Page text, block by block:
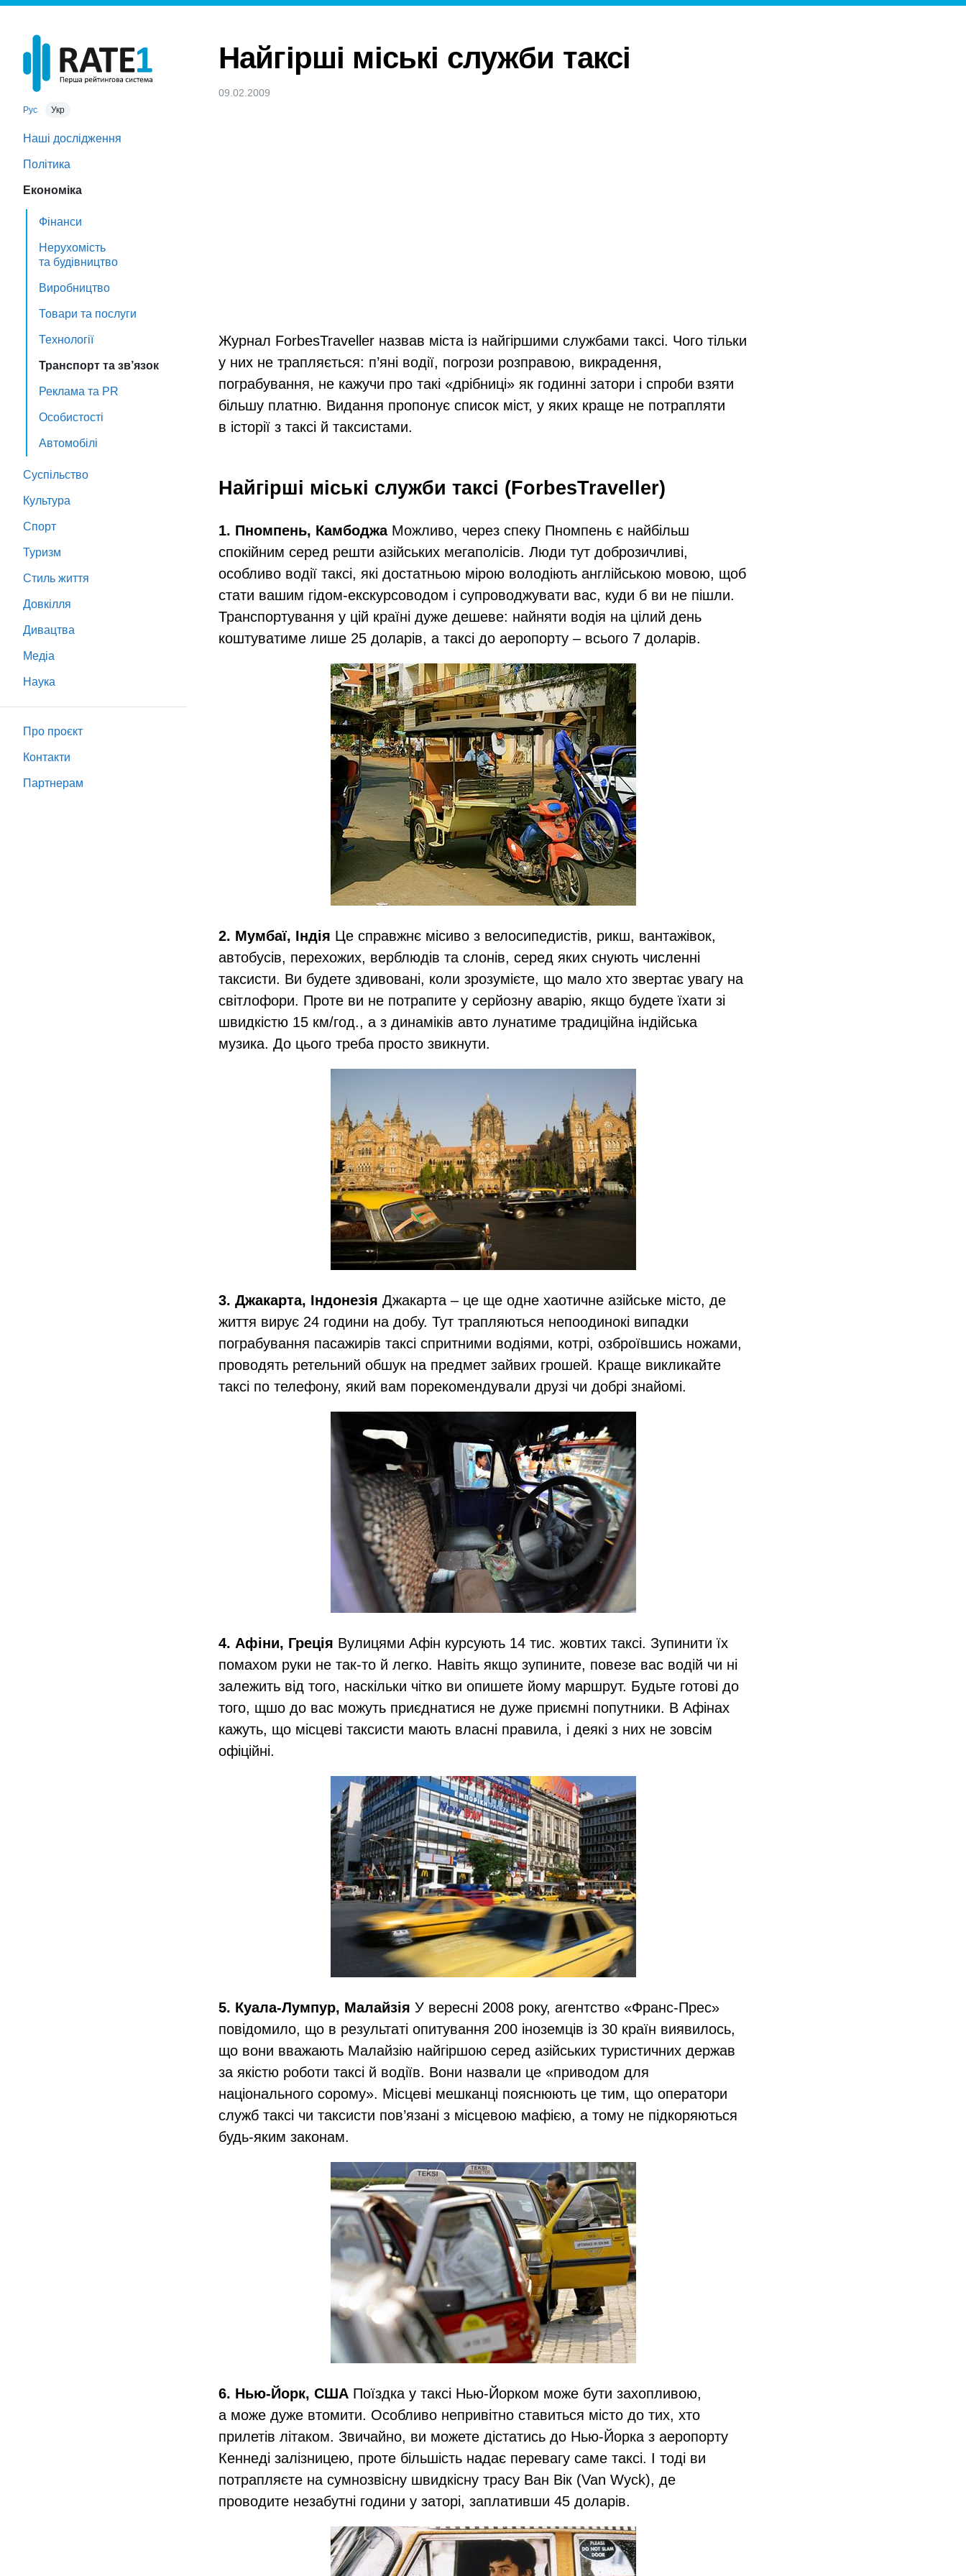
Рус Укр
Наші дослідження
Політика
Економіка
Фінанси
Нерухомість
та будівництво
Виробництво
Товари та послуги
Технології
Транспорт та зв’язок
Реклама та PR
Особистості
Автомобілі
Суспільство
Культура
Спорт
Туризм
Стиль життя
Довкілля
Дивацтва
Медіа
Наука
Про проєкт
Контакти
Партнeрам
Найгірші міські служби таксі
09.02.2009
Журнал ForbesTraveller назвав міста із найгіршими службами таксі. Чого тільки
у них не трапляється: п’яні водії, погрози розправою, викрадення,
пограбування, не кажучи про такі «дрібниці» як годинні затори і спроби взяти
більшу платню. Видання пропонує список міст, у яких краще не потрапляти
в історії з таксі й таксистами.
Найгірші міські служби таксі (ForbesTraveller)
1. Пномпень, КамбоджаМожливо, через спеку Пномпень є найбільш
спокійним серед решти азійських мегаполісів. Люди тут доброзичливі,
особливо водії таксі, які достатньою мірою володіють англійською мовою, щоб
стати вашим гідом-екскурсоводом і супроводжувати вас, куди б ви не пішли.
Транспортування у цій країні дуже дешеве: найняти водія на цілий день
коштуватиме лише 25 доларів, а таксі до аеропорту – всього 7 доларів.
2. Мумбаї, Індія Це справжнє місиво з велосипедистів, рикш, вантажівок,
автобусів, перехожих, верблюдів та слонів, серед яких снують численні
таксисти. Ви будете здивовані, коли зрозумієте, що мало хто звертає увагу на
світлофори. Проте ви не потрапите у серйозну аварію, якщо будете їхати зі
швидкістю 15 км/​год., а з динаміків авто лунатиме традиційна індійська
музика. До цього треба просто звикнути.
3. Джакарта, Індонезія Джакарта – це ще одне хаотичне азійське місто, де
життя вирує 24 години на добу. Тут трапляються непоодинокі випадки
пограбування пасажирів таксі спритними водіями, котрі, озброївшись ножами,
проводять ретельний обшук на предмет зайвих грошей. Краще викликайте
таксі по телефону, який вам порекомендували друзі чи добрі знайомі.
4. Афіни, Греція Вулицями Афін курсують 14 тис. жовтих таксі. Зупинити їх
помахом руки не так-то й легко. Навіть якщо зупините, повезе вас водій чи ні
залежить від того, наскільки чітко ви опишете йому маршрут. Будьте готові до
того, щшо до вас можуть приєднатися не дуже приємні попутники. В Афінах
кажуть, що місцеві таксисти мають власні правила, і деякі з них не зовсім
офіційні.
5. Куала-Лумпур, Малайзія У вересні 2008 року, агентство «Франс-Прес»
повідомило, що в результаті опитування 200 іноземців із 30 країн виявилось,
що вони вважають Малайзію найгіршою серед азійських туристичних держав
за якістю роботи таксі й водіїв. Вони назвали це «приводом для
національного сорому». Місцеві мешканці пояснюють це тим, що оператори
служб таксі чи таксисти пов’язані з місцевою мафією, а тому не підкоряються
будь-яким законам.
6. Нью-Йорк, США Поїздка у таксі Нью-Йорком може бути захопливою,
а може дуже втомити. Особливо непривітно ставиться місто до тих, хто
прилетів літаком. Звичайно, ви можете дістатись до Нью-Йорка з аеропорту
Кеннеді залізницею, проте більшість надає перевагу саме таксі. І тоді ви
потрапляєте на сумнозвісну швидкісну трасу Ван Вік (Van Wyck), де
проводите незабутні години у заторі, заплативши 45 доларів.